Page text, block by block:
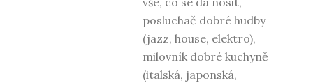
posluchač dobré hudby
(jazz, house, elektro),
milovník dobré kuchyně
(italská, japonská,